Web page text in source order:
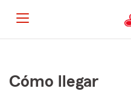
principal
Cómo llegar